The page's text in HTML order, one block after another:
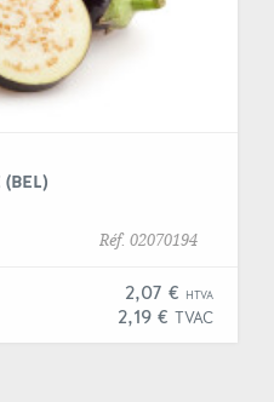
Réf. 02070194
2,07 € HTVA
2,19 €TVAC
Un kilogramme de